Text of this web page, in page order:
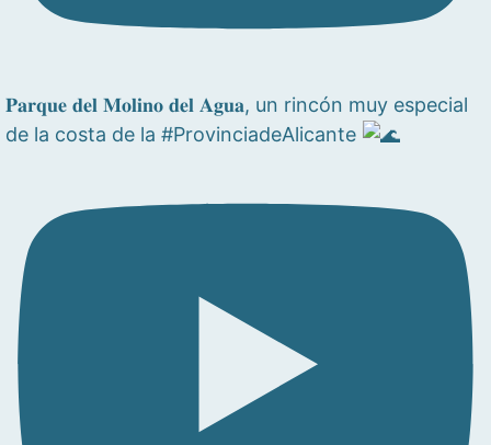
𝐏𝐚𝐫𝐪𝐮𝐞 𝐝𝐞𝐥 𝐌𝐨𝐥𝐢𝐧𝐨 𝐝𝐞𝐥 𝐀𝐠𝐮𝐚, un rincón muy especial
de la costa de la #ProvinciadeAlicante